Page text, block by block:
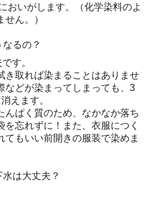
いがします。（化学染料のよ
ん。）
るの？
す。
き取れば染まることはありませ
などが染まってしまっても、3
えます。
んぱく質のため、なかなか落ち
を忘れずに！また、衣服につく
てもいい前開きの服装で染めま
は大丈夫？